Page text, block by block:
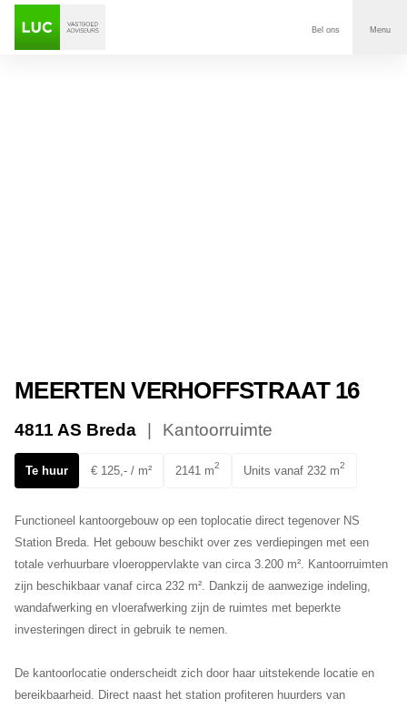
Bel ons Menu
MEERTEN VERHOFFSTRAAT 16
4811 AS Breda Kantoorruimte
Te huur € 125,- / m² 2141 m2 Units vanaf 232 m2
Functioneel kantoorgebouw op een toplocatie direct tegenover NS
Station Breda. Het gebouw beschikt over zes verdiepingen met een
totale verhuurbare vloeroppervlakte van circa 3.200 m². Kantoorruimten
zijn beschikbaar vanaf circa 232 m². Dankzij de aanwezige indeling,
wandafwerking en vloerafwerking zijn de ruimtes met beperkte
investeringen direct in gebruik te nemen.
De kantoorlocatie onderscheidt zich door haar uitstekende locatie en
bereikbaarheid. Direct naast het station profiteren huurders van